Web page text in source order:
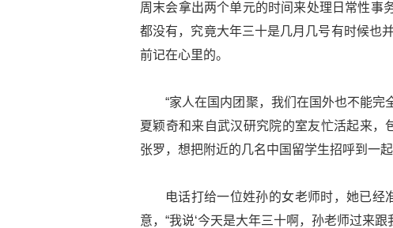
周末会拿出两个单元的时间来处理日常性事
都没有，究竟大年三十是几月几号有时候也
前记在心里的。
“家人在国内团聚，我们在国外也不能完
夏颖奇和来自武汉研究院的室友忙活起来
张罗，想把附近的几名中国留学生招呼到一起
电话打给一位姓孙的女老师时，她已经
意，“我说‘今天是大年三十啊，孙老师过来